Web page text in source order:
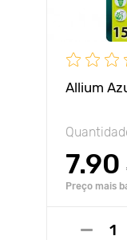
Allium
7.90
Preço mais